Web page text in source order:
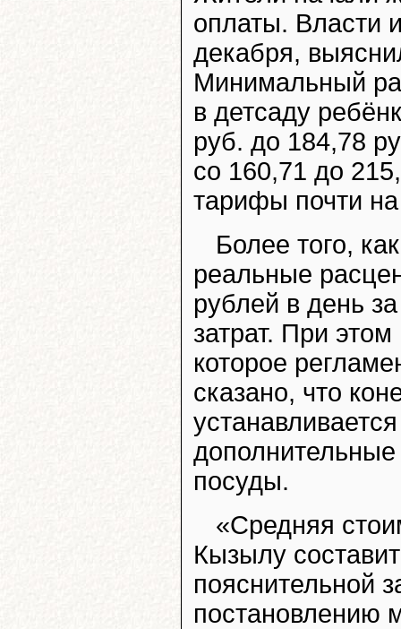
оплаты. Власти
декабря,
Минимальный
в детсаду
руб. до 184,78
со 160,71 до
тарифы почти
Более того,
реальные
рублей в день
затрат. При
которое
сказано, что
дополнительные
посуды.
«Средняя
Кызылу
пояснительной
постановлению